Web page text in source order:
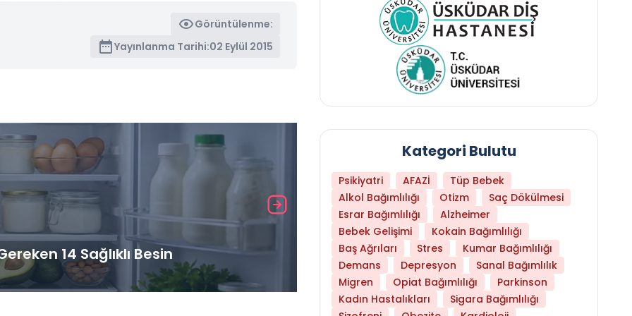
Görüntülenme:
Yayınlanma Tarihi:02 Eylül 2015
14 Sağlıklı Besin Hangi Yaşta Hangi Testi Yaptırmanız
Kategori Bulutu
Psikiyatri AFAZİ
Tüp Bebek
Alkol Bağımlılığı
Otizm
Saç Dökülmesi
Esrar Bağımlılığı
Alzheimer
Bebek Gelişimi
Kokain Bağımlılığı
Baş Ağrıları
Stres
Kumar Bağımlılığı
Demans
Depresyon
Sanal Bağımlılık
Migren
Opiat Bağımlılığı
Parkinson
Kadın Hastalıkları
Sigara Bağımlılığı